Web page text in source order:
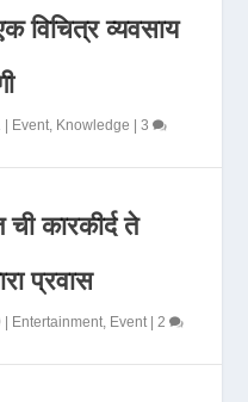
विचित्र व्यवसाय
Event, Knowledge |3
कारकीर्द ते
प्रवास
Entertainment, Event|2